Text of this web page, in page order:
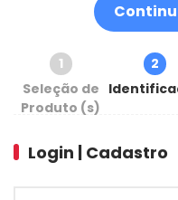
1
Seleção de
Produto (s)
2
Login | Cadastro